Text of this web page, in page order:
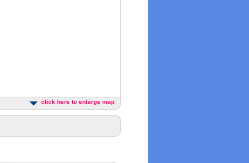
click here to enlarge map